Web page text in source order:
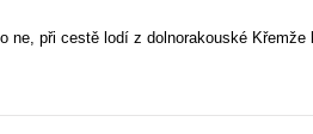
ne, při cestě lodí z dolnorakouské Křemže